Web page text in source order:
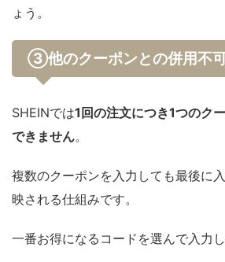
ょう。
③他のクーポンとの併用不
SHEINでは1回の注文につき1つのク
できません。
複数のクーポンを入力しても最後に
映される仕組みです。
一番お得になるコードを選んで入力し